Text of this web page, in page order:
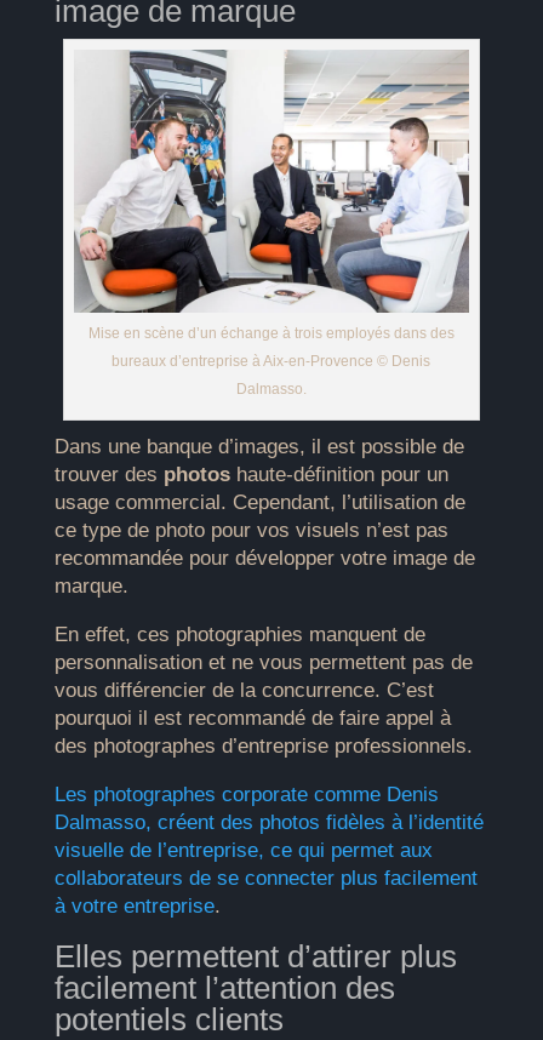
image de marque
Mise en scène d’un échange à trois employés dans des
bureaux d’entreprise à Aix-en-Provence © Denis
Dalmasso.
Dans une banque d’images, il est possible de
trouver des photos haute-définition pour un
usage commercial. Cependant, l’utilisation de
ce type de photo pour vos visuels n’est pas
recommandée pour développer votre image de
marque.
En effet, ces photographies manquent de
personnalisation et ne vous permettent pas de
vous différencier de la concurrence. C’est
pourquoi il est recommandé de faire appel à
des photographes d’entreprise professionnels.
Les photographes corporate comme Denis
Dalmasso, créent des photos fidèles à l’identité
visuelle de l’entreprise, ce qui permet aux
collaborateurs de se connecter plus facilement
à votre entreprise.
Elles permettent d’attirer plus
facilement l’attention des
potentiels clients